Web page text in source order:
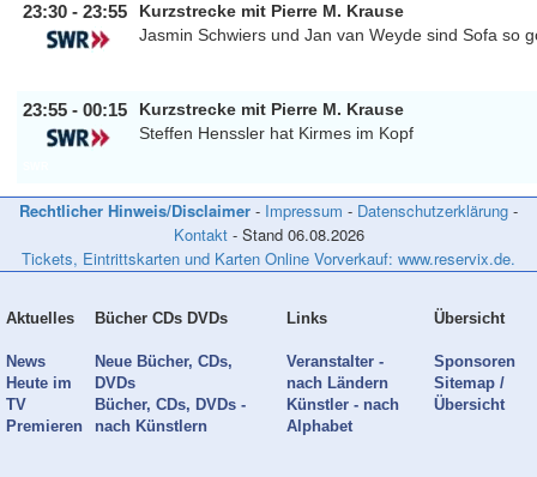
23:30 - 23:55
Kurzstrecke mit Pierre M. Krause
Jasmin Schwiers und Jan van Weyde sind Sofa so
23:55 - 00:15
Kurzstrecke mit Pierre M. Krause
Steffen Henssler hat Kirmes im Kopf
Rechtlicher Hinweis/Disclaimer - Impressum - Datenschutzerklärung -
Kontakt- Stand 06.08.2026
Tickets, Eintrittskarten und Karten Online Vorverkauf: www.reservix.de.
Aktuelles
News
Heute im
TV
Premieren
Bücher CDs DVDs
Neue Bücher, CDs,
DVDs
Bücher, CDs, DVDs -
nach Künstlern
Links
Veranstalter -
nach Ländern
Künstler - nach
Alphabet
Übersicht
Sponsoren
Sitemap /
Übersicht